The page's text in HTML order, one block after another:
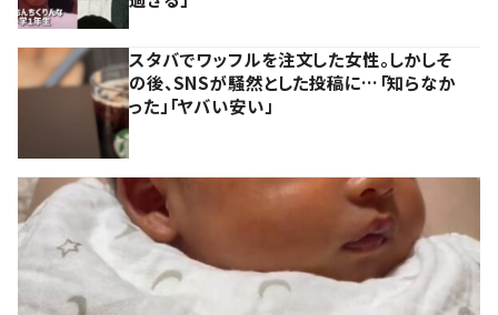
スタバでワッフルを注文した女性。しかしそ
の後、SNSが騒然とした投稿に…「知らなか
った」「ヤバい安い」